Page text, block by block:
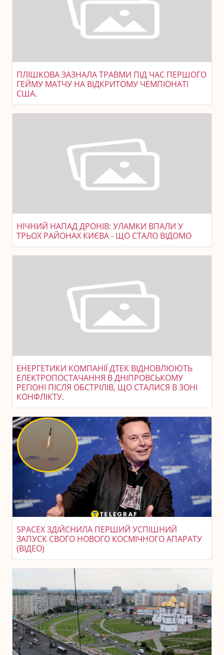
ПЛІШКОВА ЗАЗНАЛА ТРАВМИ ПІД ЧАС ПЕРШОГО
ГЕЙМУ МАТЧУ НА ВІДКРИТОМУ ЧЕМПІОНАТІ
США.
НІЧНИЙ НАПАД ДРОНІВ: УЛАМКИ ВПАЛИ У
ТРЬОХ РАЙОНАХ КИЄВА - ЩО СТАЛО ВІДОМО
ЕНЕРГЕТИКИ КОМПАНІЇ ДТЕК ВІДНОВЛЮЮТЬ
ЕЛЕКТРОПОСТАЧАННЯ В ДНІПРОВСЬКОМУ
РЕГІОНІ ПІСЛЯ ОБСТРІЛІВ, ЩО СТАЛИСЯ В ЗОНІ
КОНФЛІКТУ.
SPACEX ЗДІЙСНИЛА ПЕРШИЙ УСПІШНИЙ
ЗАПУСК СВОГО НОВОГО КОСМІЧНОГО АПАРАТУ
(ВІДЕО)